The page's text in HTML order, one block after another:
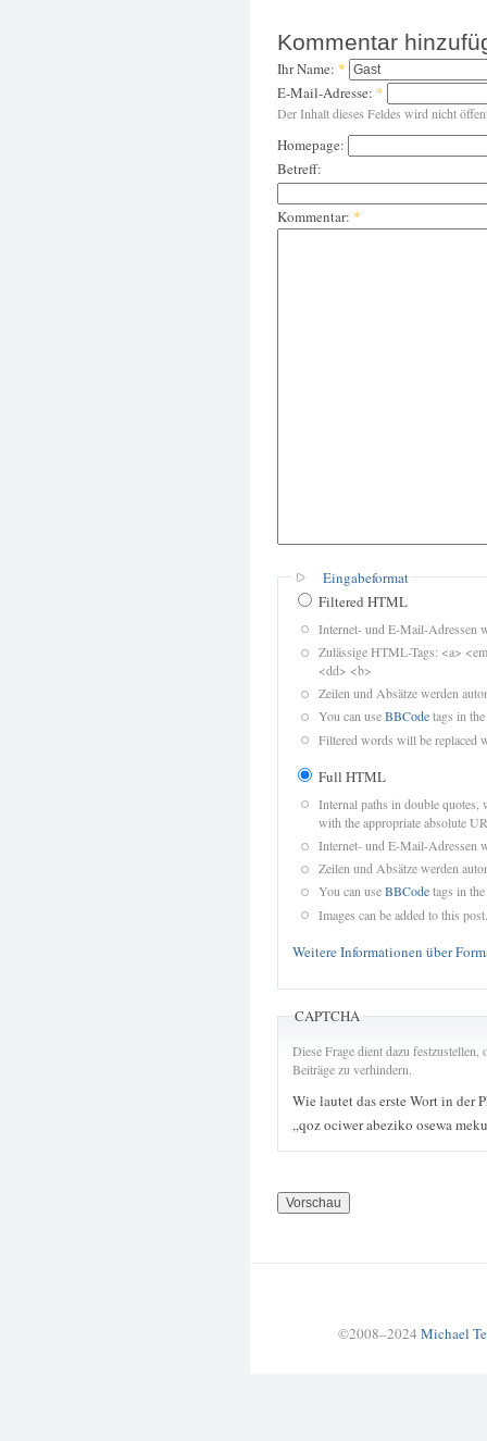
Kommentar
Ihr Name: *
E-Mail-Adresse: *
Der Inhalt dieses Feldes wird nicht
Homepage:
Betreff:
Kommentar: *
Eingabeformat
Filtered HTML
Internet- und E-Mail-Adressen
Zulässige HTML-Tags: <a>
<dd> <b>
Zeilen und Absätze werden
You can useBBCodetags in
Filtered words will be replaced
Full HTML
Internal paths in double quotes,
with the appropriate absolute
Internet- und E-Mail-Adressen
Zeilen und Absätze werden
You can useBBCodetags in
Images can be added to this post.
Weitere Informationen über
CAPTCHA
Diese Frage dient dazu
Beiträge zu verhindern.
Wie lautet das erste Wort in der
„qoz ociwer abeziko osewa
©2008–2024 Michael